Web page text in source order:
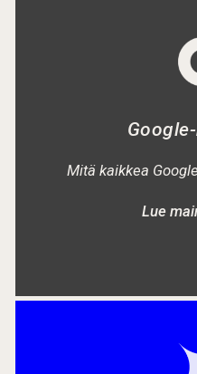
Mitä kaikkea
Lue